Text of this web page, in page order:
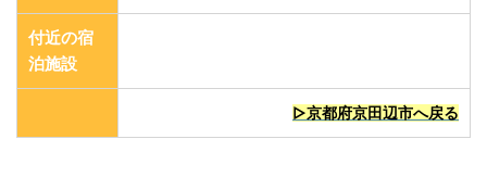
付近の宿
泊施設
▷京都府京田辺市へ戻る